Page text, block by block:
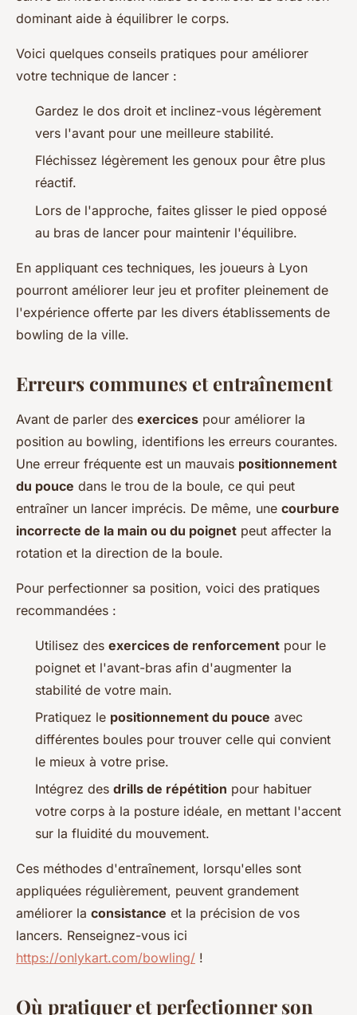
dominant aide à équilibrer le corps.
Voici quelques conseils pratiques pour améliorer
votre technique de lancer :
Gardez le dos droit et inclinez-vous légèrement
vers l'avant pour une meilleure stabilité.
Fléchissez légèrement les genoux pour être plus
réactif.
Lors de l'approche, faites glisser le pied opposé
au bras de lancer pour maintenir l'équilibre.
En appliquant ces techniques, les joueurs à Lyon
pourront améliorer leur jeu et profiter pleinement de
l'expérience offerte par les divers établissements de
bowling de la ville.
Erreurs communes et entraînement
Avant de parler des exercices pour améliorer la
position au bowling, identifions les erreurs courantes.
Une erreur fréquente est un mauvais positionnement
du pouce dans le trou de la boule, ce qui peut
entraîner un lancer imprécis. De même, une courbure
incorrecte de la main ou du poignet peut affecter la
rotation et la direction de la boule.
Pour perfectionner sa position, voici des pratiques
recommandées :
Utilisez des exercices de renforcement pour le
poignet et l'avant-bras afin d'augmenter la
stabilité de votre main.
Pratiquez le positionnement du pouce avec
différentes boules pour trouver celle qui convient
le mieux à votre prise.
Intégrez des drills de répétition pour habituer
votre corps à la posture idéale, en mettant l'accent
sur la fluidité du mouvement.
Ces méthodes d'entraînement, lorsqu'elles sont
appliquées régulièrement, peuvent grandement
améliorer la consistance et la précision de vos
lancers. Renseignez-vous ici
https://onlykart.com/bowling/ !
Où pratiquer et perfectionner son